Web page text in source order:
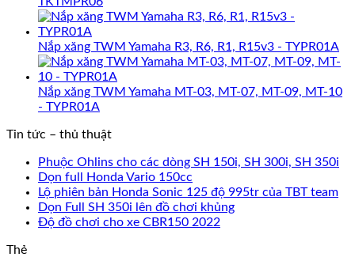
Nắp xăng TWM Yamaha R3, R6, R1, R15v3 - TYPR01A
Nắp xăng TWM Yamaha MT-03, MT-07, MT-09, MT-10
- TYPR01A
Tin tức – thủ thuật
Phuộc Ohlins cho các dòng SH 150i, SH 300i, SH 350i
Dọn full Honda Vario 150cc
Lộ phiên bản Honda Sonic 125 độ 995tr của TBT team
Dọn Full SH 350i lên đồ chơi khủng
Độ đồ chơi cho xe CBR150 2022
Thẻ